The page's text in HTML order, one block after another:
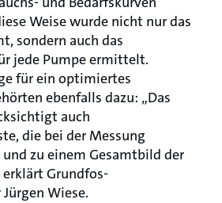
Weise wurde nicht nur das
sondern auch das
jede Pumpe ermittelt.
für ein optimiertes
ebenfalls dazu: „Das
auch
die bei der Messung
zu einem Gesamtbild der
Grundfos-
Wiese.